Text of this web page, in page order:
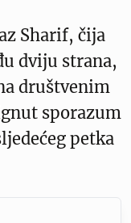
Sharif, čija
dviju strana,
društvenim
sporazum
petka